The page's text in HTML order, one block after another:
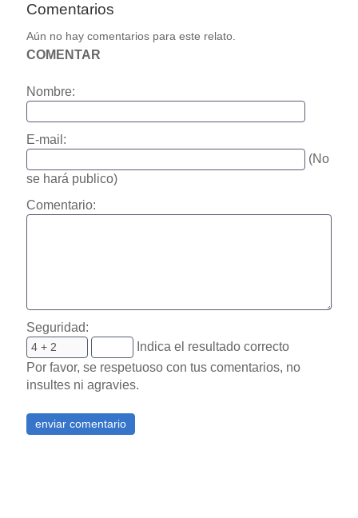
Comentarios
Aún no hay comentarios para este relato.
COMENTAR
Nombre:
E-mail:
(No
se hará publico)
Comentario:
Seguridad:
Indica el resultado correcto
Por favor, se respetuoso con tus comentarios, no
insultes ni agravies.